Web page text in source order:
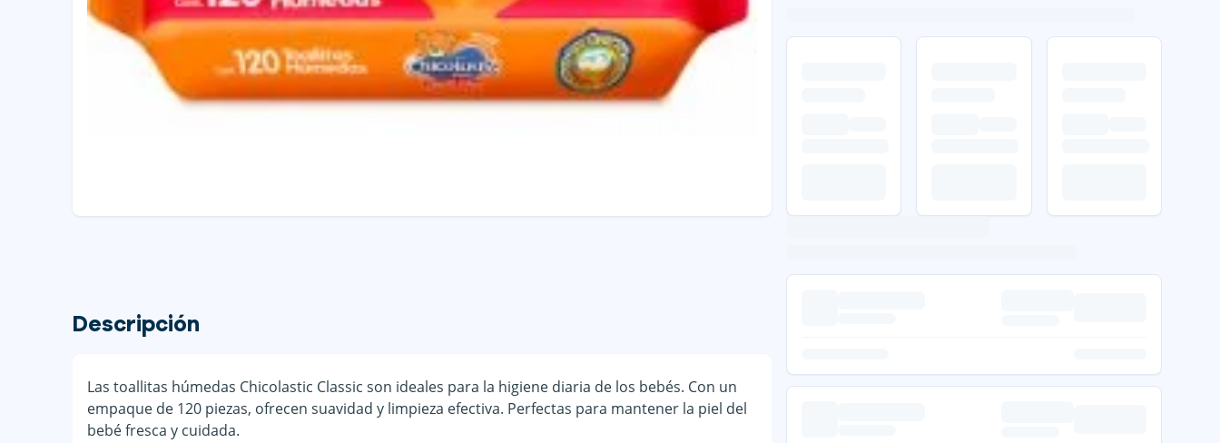
Descripción
Las toallitas húmedas Chicolastic Classic son ideales para la higiene diaria de los bebés. Con un
empaque de 120 piezas, ofrecen suavidad y limpieza efectiva. Perfectas para mantener la piel del
bebé fresca y cuidada.